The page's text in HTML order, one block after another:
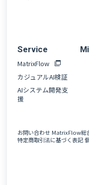
Service
MatrixFlow
カジュアルAI検証
AIシステム開発支
援
お問い合わせ MatrixFlow総
特定商取引法に基づく表記